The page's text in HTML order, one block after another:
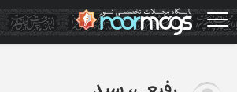
Skip
to
main